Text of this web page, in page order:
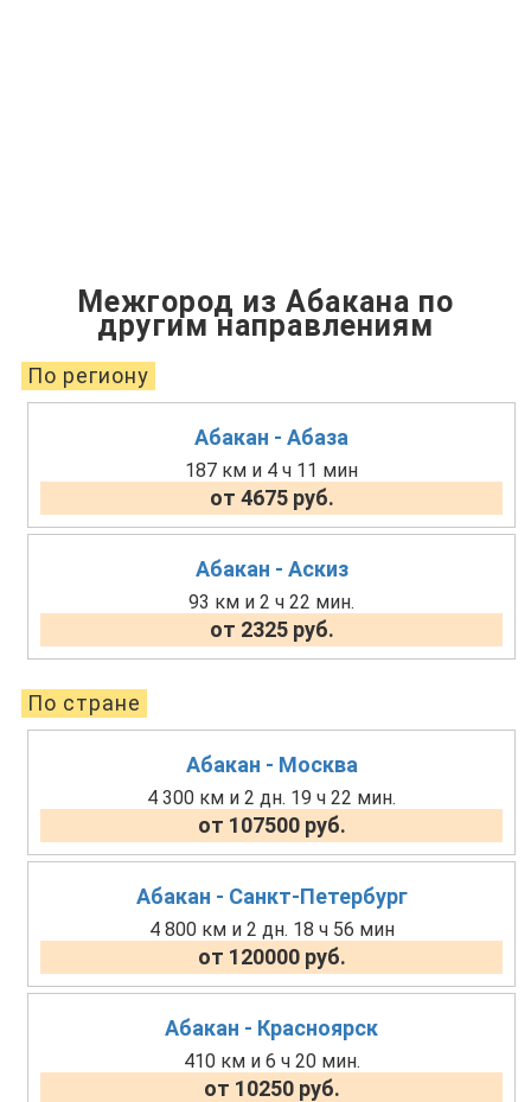
Межгород из Абакана по
другим направлениям
По региону
Абакан - Абаза
187 км и 4 ч 11 мин
от 4675 руб.
Абакан - Аскиз
93 км и 2 ч 22 мин.
от 2325 руб.
По стране
Абакан - Москва
4 300 км и 2 дн. 19 ч 22 мин.
от 107500 руб.
Абакан - Санкт-Петербург
4 800 км и 2 дн. 18 ч 56 мин
от 120000 руб.
Абакан - Красноярск
410 км и 6 ч 20 мин.
от 10250 руб.